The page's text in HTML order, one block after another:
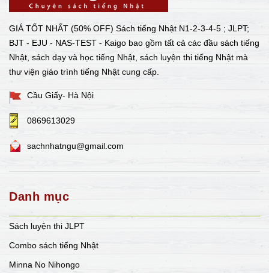
GIÁ TỐT NHẤT (50% OFF) Sách tiếng Nhật N1-2-3-4-5 ; JLPT;
BJT - EJU - NAS-TEST - Kaigo bao gồm tất cả các đầu sách tiếng
Nhật, sách dạy và học tiếng Nhật, sách luyện thi tiếng Nhật mà
thư viện giáo trình tiếng Nhật cung cấp.
Cầu Giấy- Hà Nội
0869613029
sachnhatngu@gmail.com
Danh mục
Sách luyện thi JLPT
Combo sách tiếng Nhật
Minna No Nihongo